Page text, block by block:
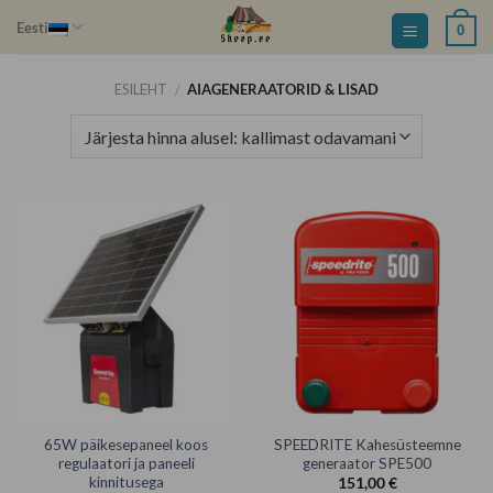
Eesti 0
ESILEHT / AIAGENERAATORID & LISAD
65W päikesepaneel koos
regulaatori ja paneeli
kinnitusega
SPEEDRITE Kahesüsteemne
generaator SPE500
151,00€